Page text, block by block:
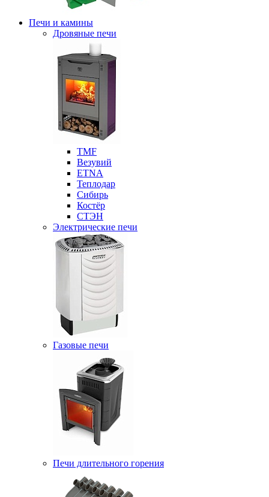
Печи и камины
Дровяные печи
ТМF
Везувий
ETNA
Теплодар
Сибирь
Костёр
СТЭН
Электрические печи
Газовые печи
Печи длительного горения